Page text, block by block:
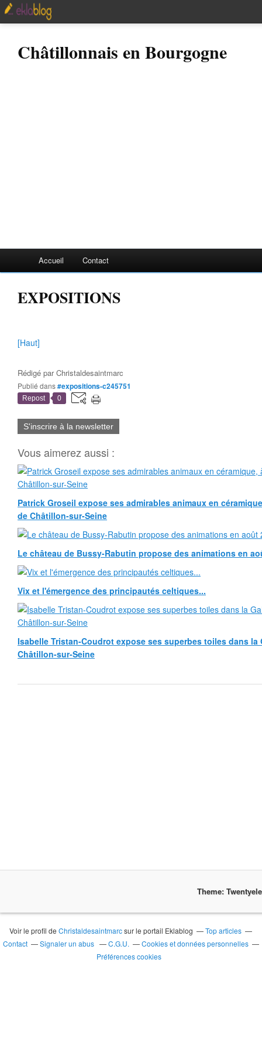
Châtillonnais en Bourgogne
Accueil Contact
EXPOSITIONS
[Haut]
Rédigé parChristaldesaintmarc
Publié dans#expositions-c245751
Repost 0
S'inscrire à la newsletter
Vous aimerez aussi :
Patrick Groseil expose ses admirables animaux en
de Châtillon-sur-Seine
Le château de Bussy-Rabutin propose des animations en
Vix et l'émergence des principautés celtiques...
Isabelle Tristan-Coudrot expose ses superbes toiles dans la
Châtillon-sur-Seine
Theme:
Voir le profil deChristaldesaintmarcsur le portail Eklablog
Top articles
Contact
Signaler un abus C.G.U.
Cookies et données personnelles
Préférences cookies